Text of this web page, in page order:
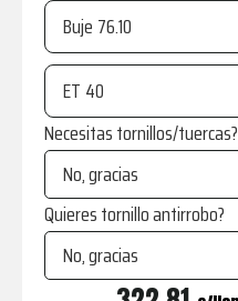
Buje
ET
Necesitas tornillos/tuercas?
Quieres tornillo antirrobo?